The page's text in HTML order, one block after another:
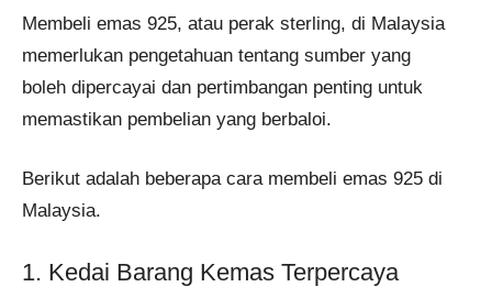
Membeli emas 925, atau perak sterling, di Malaysia
memerlukan pengetahuan tentang sumber yang
boleh dipercayai dan pertimbangan penting untuk
memastikan pembelian yang berbaloi.
Berikut adalah beberapa cara membeli emas 925 di
Malaysia.
1. Kedai Barang Kemas Terpercaya